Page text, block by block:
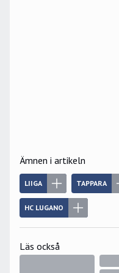
Ämnen i artikeln
LIIGA TAPPARA
HC LUGANO
Läs också